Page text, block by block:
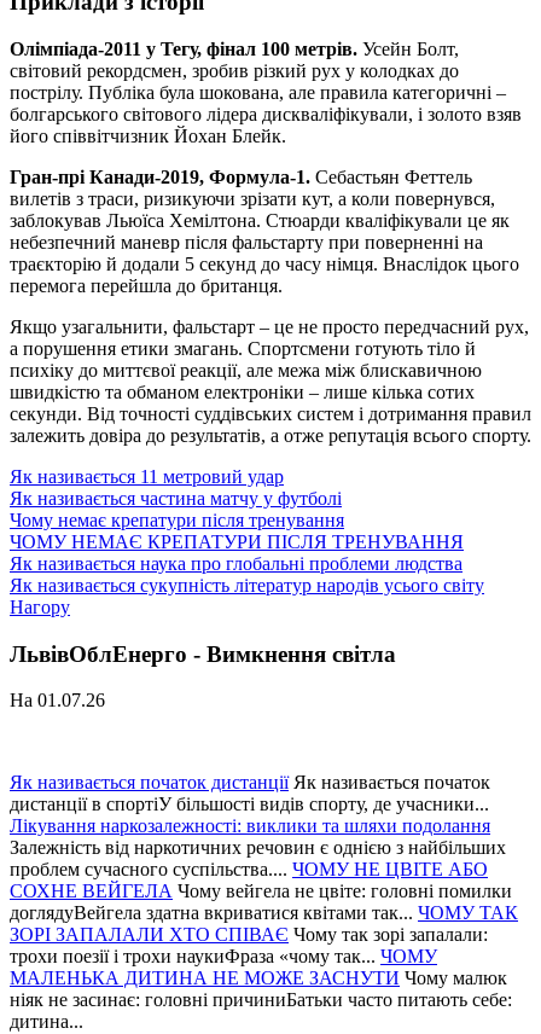
Олімпіада-2011 у Тегу, фінал 100 метрів. Усейн Болт,
світовий рекордсмен, зробив різкий рух у колодках до
пострілу. Публіка була шокована, але правила категоричні –
болгарського світового лідера дискваліфікували, і золото взяв
його співвітчизник Йохан Блейк.
Гран-прі Канади-2019, Формула-1. Себастьян Феттель
вилетів з траси, ризикуючи зрізати кут, а коли повернувся,
заблокував Льюїса Хемілтона. Стюарди кваліфікували це як
небезпечний маневр після фальстарту при поверненні на
траєкторію й додали 5 секунд до часу німця. Внаслідок цього
перемога перейшла до британця.
Якщо узагальнити, фальстарт – це не просто передчасний рух,
а порушення етики змагань. Спортсмени готують тіло й
психіку до миттєвої реакції, але межа між блискавичною
швидкістю та обманом електроніки – лише кілька сотих
секунди. Від точності суддівських систем і дотримання правил
залежить довіра до результатів, а отже репутація всього спорту.
Як називається 11 метровий удар
Як називається частина матчу у футболі
Чому немає крепатури після тренування
ЧОМУ НЕМАЄ КРЕПАТУРИ ПІСЛЯ ТРЕНУВАННЯ
Як називається наука про глобальні проблеми людства
Як називається сукупність літератур народів усього світу
Нагору
ЛьвівОблЕнерго - Вимкнення світла
На 01.07.26
Як називається початок дистанції Як називається початок
дистанції в спортіУ більшості видів спорту, де учасники...
Лікування наркозалежності: виклики та шляхи подолання
Залежність від наркотичних речовин є однією з найбільших
проблем сучасного суспільства.... ЧОМУ НЕ ЦВІТЕ АБО
СОХНЕ ВЕЙГЕЛА Чому вейгела не цвіте: головні помилки
доглядуВейгела здатна вкриватися квітами так... ЧОМУ ТАК
ЗОРІ ЗАПАЛАЛИ ХТО СПІВАЄ Чому так зорі запалали:
трохи поезії і трохи наукиФраза «чому так... ЧОМУ
МАЛЕНЬКА ДИТИНА НЕ МОЖЕ ЗАСНУТИ Чому малюк
ніяк не засинає: головні причиниБатьки часто питають себе:
дитина...